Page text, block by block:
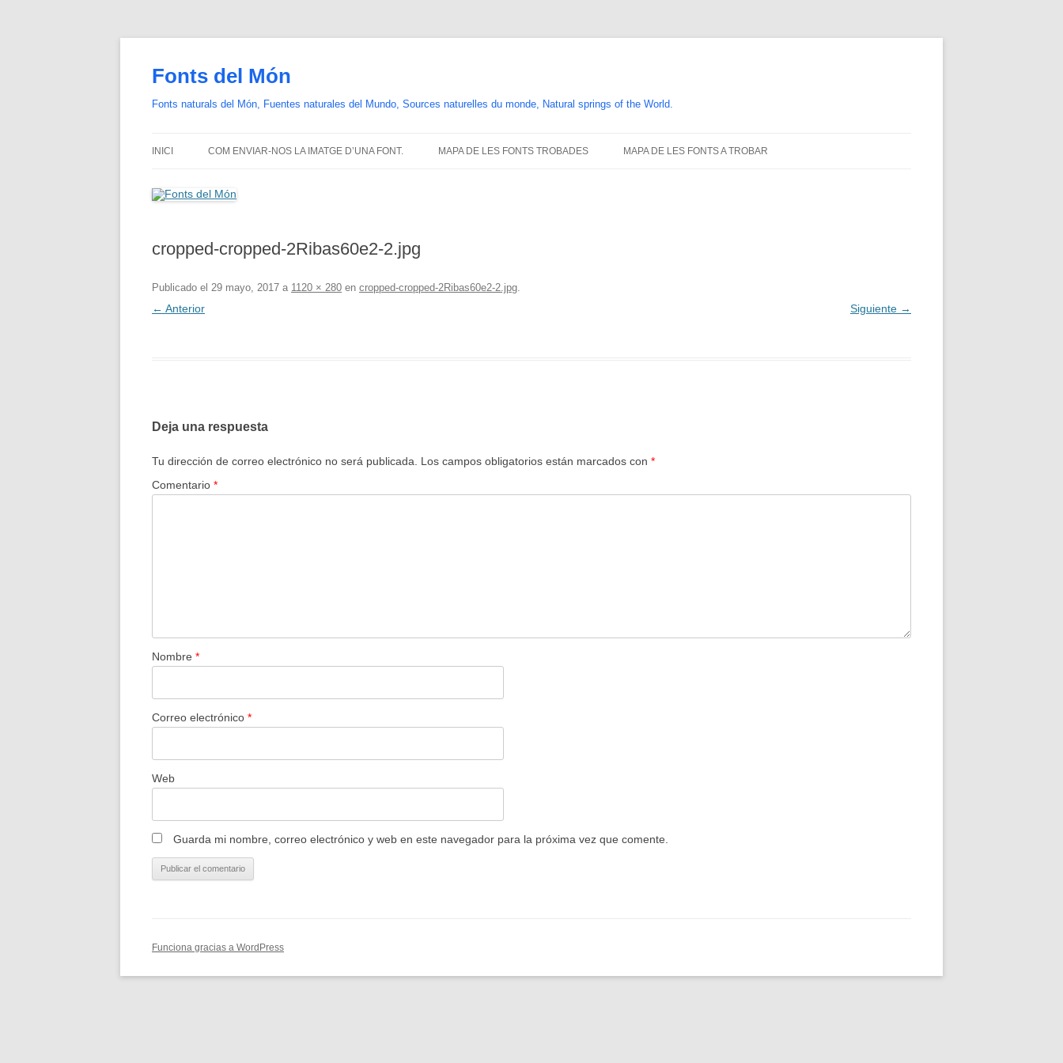
Fonts del Món
Fonts naturals del Món, Fuentes naturales del Mundo, Sources naturelles du monde, Natural springs of the World.
INICI COM ENVIAR-NOS LA IMATGE D’UNA FONT. MAPA DE LES FONTS TROBADES MAPA DE LES FONTS A TROBAR
cropped-cropped-2Ribas60e2-2.jpg
Publicado el 29 mayo, 2017 a 1120 × 280 en cropped-cropped-2Ribas60e2-2.jpg.
← Anterior Siguiente →
Deja una respuesta
Tu dirección de correo electrónico no será publicada. Los campos obligatorios están marcados con *
Comentario *
Nombre *
Correo electrónico *
Web
Guarda mi nombre, correo electrónico y web en este navegador para la próxima vez que comente.
Funciona gracias a WordPress